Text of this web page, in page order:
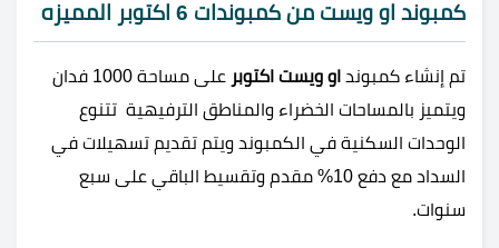
كمبوند او ويست من كمبوندات 6 اكتوبر المميزه
تم إنشاء كمبوند او ويست اكتوبر
على مساحة 1000 فدان
ويتميز بالمساحات الخضراء والمناطق الترفيهية تتنوع
الوحدات السكنية في الكمبوند ويتم تقديم تسهيلات في
السداد مع دفع 10% مقدم وتقسيط الباقي على سبع
سنوات.